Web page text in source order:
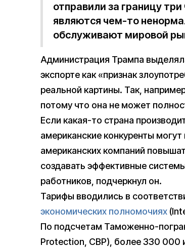
отправили за границу
являются чем-то
обслуживают мировой
Администрация Трампа
экспорте как «признак
реальной картины. Так,
потому что она не может
Если какая-то страна
американские конкуренты
американских компаний
создавать эффективные
работников, подчеркнул он.
Тарифы вводились в
экономических полномочиях
По подсчетам Таможенно-
Protection, CBP), более 330 000